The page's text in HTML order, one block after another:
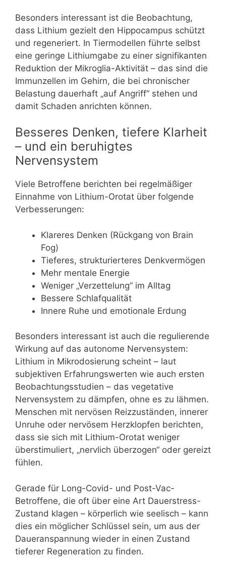
Besonders interessant ist die Beobachtung,
dass Lithium gezielt den Hippocampus schützt
und regeneriert. In Tiermodellen führte selbst
eine geringe Lithiumgabe zu einer signifikanten
Reduktion der Mikroglia-Aktivität – das sind die
Immunzellen im Gehirn, die bei chronischer
Belastung dauerhaft „auf Angriff“ stehen und
damit Schaden anrichten können.
Besseres Denken, tiefere Klarheit
– und ein beruhigtes
Nervensystem
Viele Betroffene berichten bei regelmäßiger
Einnahme von Lithium-Orotat über folgende
Verbesserungen:
Klareres Denken (Rückgang von Brain
Fog)
Tieferes, strukturierteres Denkvermögen
Mehr mentale Energie
Weniger „Verzettelung“ im Alltag
Bessere Schlafqualität
Innere Ruhe und emotionale Erdung
Besonders interessant ist auch die regulierende
Wirkung auf das autonome Nervensystem:
Lithium in Mikrodosierung scheint – laut
subjektiven Erfahrungswerten wie auch ersten
Beobachtungsstudien – das vegetative
Nervensystem zu dämpfen, ohne es zu lähmen.
Menschen mit nervösen Reizzuständen, innerer
Unruhe oder nervösem Herzklopfen berichten,
dass sie sich mit Lithium-Orotat weniger
überstimuliert, „nervlich überzogen“ oder gereizt
fühlen.
Gerade für Long-Covid- und Post-Vac-
Betroffene, die oft über eine Art Dauerstress-
Zustand klagen – körperlich wie seelisch – kann
dies ein möglicher Schlüssel sein, um aus der
Daueranspannung wieder in einen Zustand
tieferer Regeneration zu finden.